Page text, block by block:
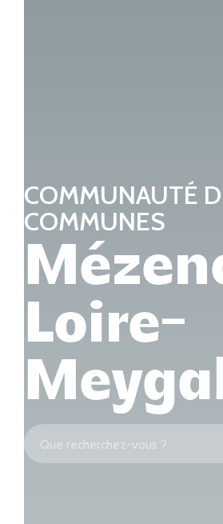
COMMUNAUTÉ
COMMUNES
Loire-